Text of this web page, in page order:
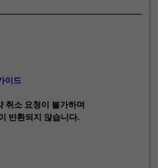
이드
취소 요청이 불가하며
반환되지 않습니다.